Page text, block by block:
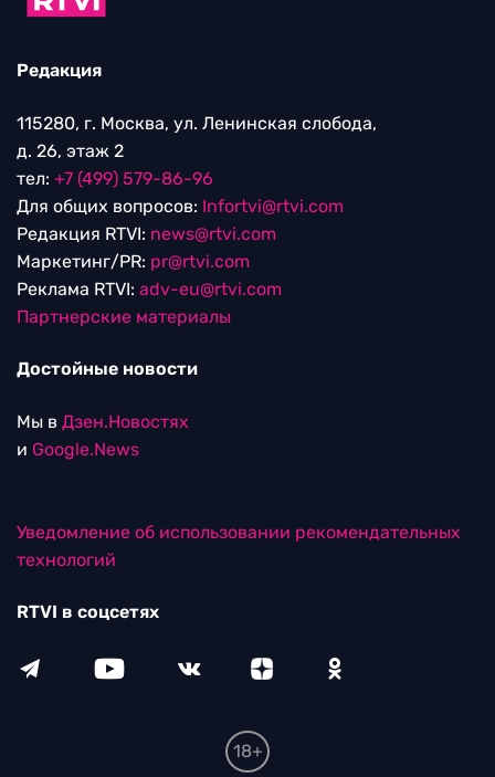
Редакция
115280, г. Москва, ул. Ленинская слобода,
д. 26, этаж 2
тел: +7 (499) 579-86-96
Для общих вопросов: Infortvi@rtvi.com
Редакция RTVI: news@rtvi.com
Маркетинг/PR: pr@rtvi.com
Реклама RTVI: adv-eu@rtvi.com
Партнерские материалы
Достойные новости
Мы в Дзен.Новостях
и Google.News
Уведомление об использовании рекомендательных
технологий
RTVI в соцсетях
18+